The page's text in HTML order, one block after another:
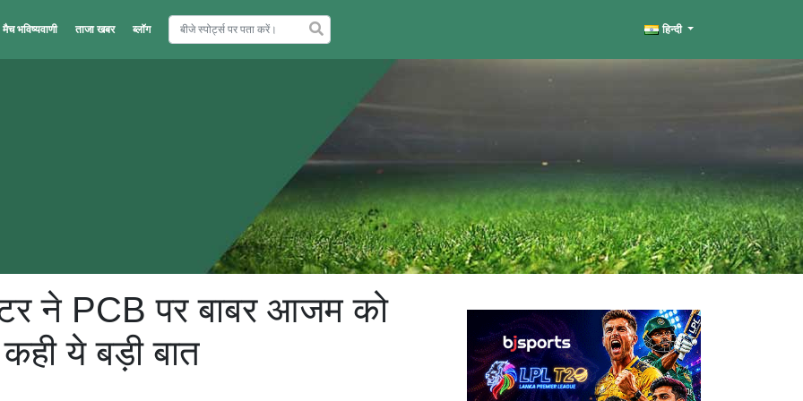
मैच भविष्यवाणी ताजा खबर ब्लॉग हिन्दी
ने PCB पर बाबर आजम को
ये बड़ी बात